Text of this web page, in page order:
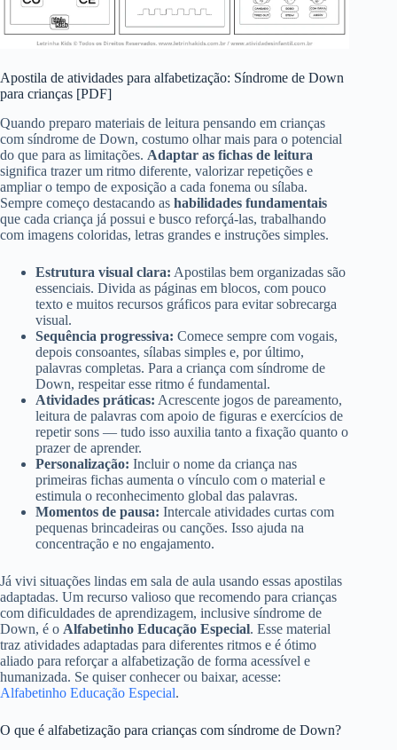
Apostila de atividades para alfabetização: Síndrome de Down
para crianças [PDF]
Quando preparo materiais de leitura pensando em crianças
com síndrome de Down, costumo olhar mais para o potencial
do que para as limitações. Adaptar as fichas de leitura
significa trazer um ritmo diferente, valorizar repetições e
ampliar o tempo de exposição a cada fonema ou sílaba.
Sempre começo destacando as habilidades fundamentais
que cada criança já possui e busco reforçá-las, trabalhando
com imagens coloridas, letras grandes e instruções simples.
Estrutura visual clara: Apostilas bem organizadas são
essenciais. Divida as páginas em blocos, com pouco
texto e muitos recursos gráficos para evitar sobrecarga
visual.
Sequência progressiva: Comece sempre com vogais,
depois consoantes, sílabas simples e, por último,
palavras completas. Para a criança com síndrome de
Down, respeitar esse ritmo é fundamental.
Atividades práticas: Acrescente jogos de pareamento,
leitura de palavras com apoio de figuras e exercícios de
repetir sons — tudo isso auxilia tanto a fixação quanto o
prazer de aprender.
Personalização: Incluir o nome da criança nas
primeiras fichas aumenta o vínculo com o material e
estimula o reconhecimento global das palavras.
Momentos de pausa: Intercale atividades curtas com
pequenas brincadeiras ou canções. Isso ajuda na
concentração e no engajamento.
Já vivi situações lindas em sala de aula usando essas apostilas
adaptadas. Um recurso valioso que recomendo para crianças
com dificuldades de aprendizagem, inclusive síndrome de
Down, é o Alfabetinho Educação Especial. Esse material
traz atividades adaptadas para diferentes ritmos e é ótimo
aliado para reforçar a alfabetização de forma acessível e
humanizada. Se quiser conhecer ou baixar, acesse:
Alfabetinho Educação Especial.
O que é alfabetização para crianças com síndrome de Down?